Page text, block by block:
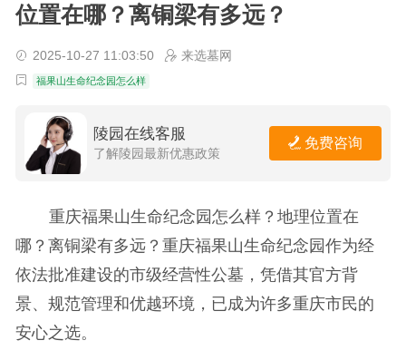
位置在哪？离铜梁有多远？
2025-10-27 11:03:50 来选墓网
福果山生命纪念园怎么样
陵园在线客服
了解陵园最新优惠政策
免费咨询
重庆福果山生命纪念园怎么样？地理位置在
哪？离铜梁有多远？重庆福果山生命纪念园作为经
依法批准建设的市级经营性公墓，凭借其官方背
景、规范管理和优越环境，已成为许多重庆市民的
安心之选。